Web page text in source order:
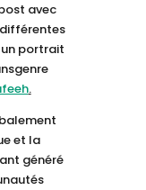
avec
portrait
.
et la
généré